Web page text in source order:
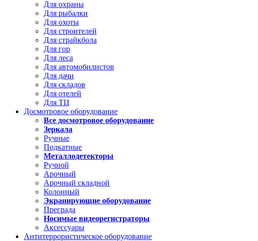
Для охраны
Для рыбалки
Для охоты
Для строителей
Для страйкбола
Для гор
Для леса
Для автомобилистов
Для дачи
Для складов
Для отелей
Для ТЦ
Досмотровое оборудование
Все досмотровое оборудование
Зеркала
Ручные
Подкатные
Металлодетекторы
Ручной
Арочный
Арочный складной
Колонный
Экранирующие оборудование
Преграда
Носимые видеорегистраторы
Аксессуары
Антитеррористическое оборудование